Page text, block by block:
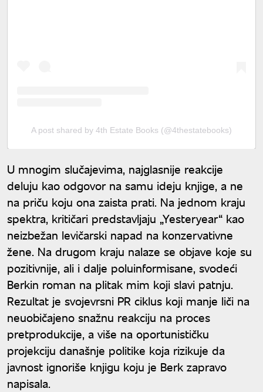
A post shared by 4th Estate Books (@4thestatebooks)
U mnogim slučajevima, najglasnije reakcije
deluju kao odgovor na samu ideju knjige, a ne
na priču koju ona zaista prati. Na jednom kraju
spektra, kritičari predstavljaju „Yesteryear“ kao
neizbežan levičarski napad na konzervativne
žene. Na drugom kraju nalaze se objave koje su
pozitivnije, ali i dalje poluinformisane, svodeći
Berkin roman na plitak mim koji slavi patnju.
Rezultat je svojevrsni PR ciklus koji manje liči na
neuobičajeno snažnu reakciju na proces
pretprodukcije, a više na oportunističku
projekciju današnje politike koja rizikuje da
javnost ignoriše knjigu koju je Berk zapravo
napisala.